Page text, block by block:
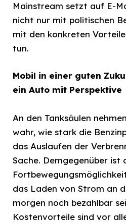
Mainstream setzt auf E-
nicht nur mit politischen
mit den konkreten
tun.
Mobil in einer guten
ein Auto mit Perspektive
An den Tanksäulen
wahr, wie stark die
das Auslaufen der
Sache. Demgegenüber ist
das Laden von Strom an
morgen noch bezahlbar
Kostenvorteile sind vor